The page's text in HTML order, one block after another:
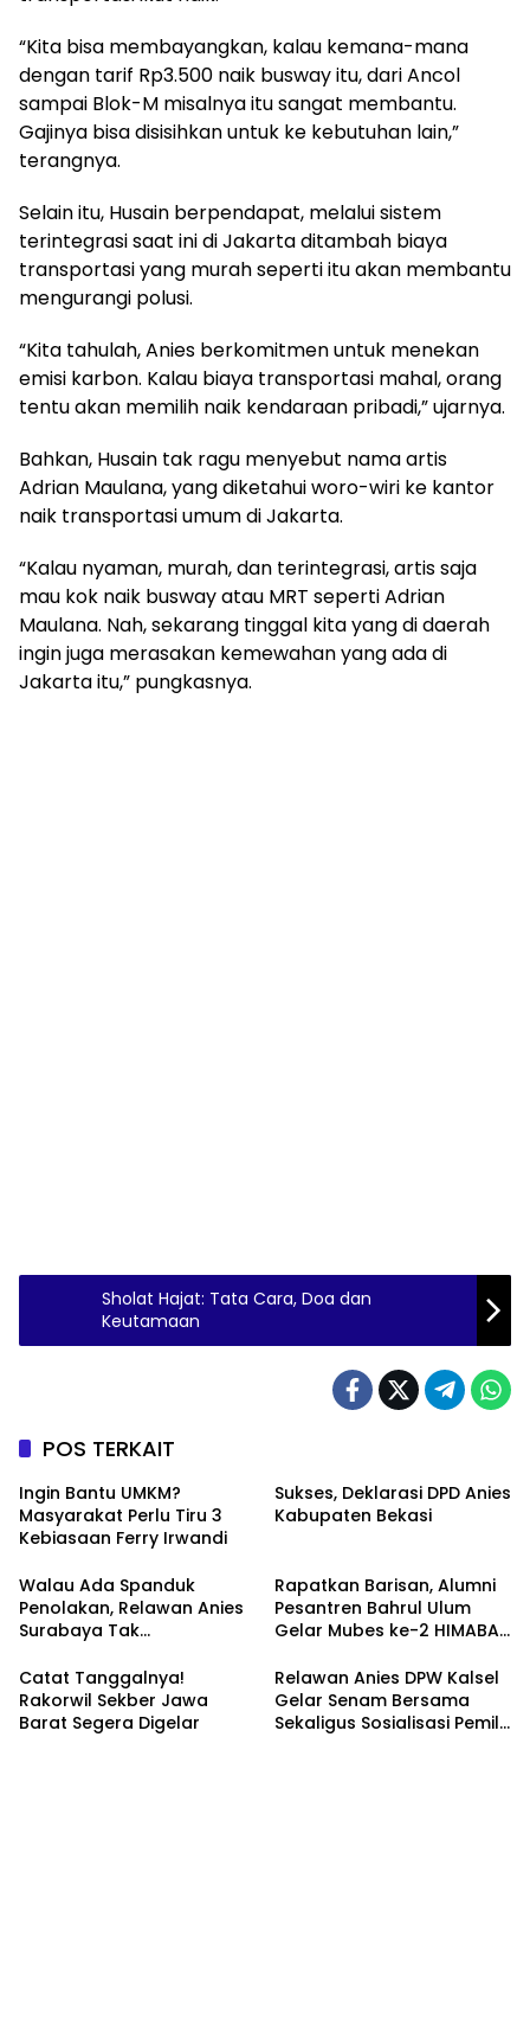
“Kita bisa membayangkan, kalau kemana-mana
dengan tarif Rp3.500 naik busway itu, dari Ancol
sampai Blok-M misalnya itu sangat membantu.
Gajinya bisa disisihkan untuk ke kebutuhan lain,”
terangnya.
Selain itu, Husain berpendapat, melalui sistem
terintegrasi saat ini di Jakarta ditambah biaya
transportasi yang murah seperti itu akan membantu
mengurangi polusi.
“Kita tahulah, Anies berkomitmen untuk menekan
emisi karbon. Kalau biaya transportasi mahal, orang
tentu akan memilih naik kendaraan pribadi,” ujarnya.
Bahkan, Husain tak ragu menyebut nama artis
Adrian Maulana, yang diketahui woro-wiri ke kantor
naik transportasi umum di Jakarta.
“Kalau nyaman, murah, dan terintegrasi, artis saja
mau kok naik busway atau MRT seperti Adrian
Maulana. Nah, sekarang tinggal kita yang di daerah
ingin juga merasakan kemewahan yang ada di
Jakarta itu,” pungkasnya.
Sholat Hajat: Tata Cara, Doa dan
Keutamaan
POS TERKAIT
Ingin Bantu UMKM?
Masyarakat Perlu Tiru 3
Kebiasaan Ferry Irwandi
Sukses, Deklarasi DPD Anies
Kabupaten Bekasi
Walau Ada Spanduk
Penolakan, Relawan Anies
Surabaya Tak
Rapatkan Barisan, Alumni
Pesantren Bahrul Ulum
Gelar Mubes ke-2 HIMABAS
Semarang
Catat Tanggalnya!
Rakorwil Sekber Jawa
Barat Segera Digelar
Relawan Anies DPW Kalsel
Gelar Senam Bersama
Sekaligus Sosialisasi Pemilu